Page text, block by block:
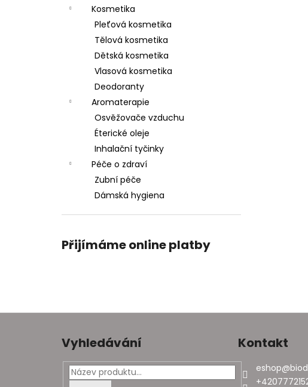
Kosmetika
Pleťová kosmetika
Tělová kosmetika
Dětská kosmetika
Vlasová kosmetika
Deodoranty
Aromaterapie
Osvěžovače vzduchu
Éterické oleje
Inhalační tyčinky
Péče o zdraví
Zubní péče
Dámská hygiena
Přijímáme online platby
Z
Vyhledávání Kontakt
eshop@